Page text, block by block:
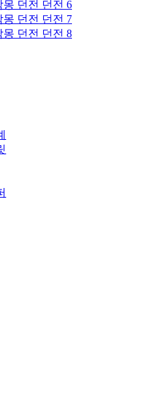
몽 던전 던전 6
몽 던전 던전 7
몽 던전 던전 8